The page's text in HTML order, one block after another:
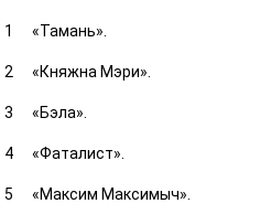
«Тамань».
«Княжна Мэри».
«Бэла».
«Фаталист».
«Максим Максимыч».